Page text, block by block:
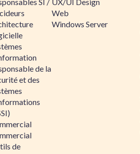
de la
et des
de
Web
Windows Server